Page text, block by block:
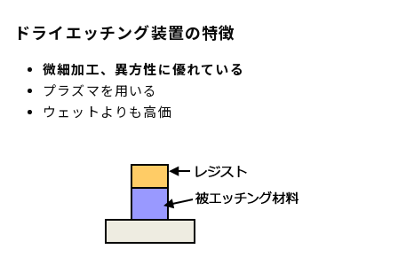
ドライエッチング装置の特徴
微細加工、異方性に優れている
プラズマを用いる
ウェットよりも高価